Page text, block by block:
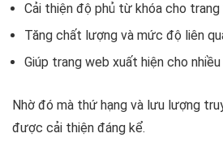
Cải thiện độ phủ từ khóa cho trang
Tăng chất lượng và mức độ liên
Giúp trang web xuất hiện cho
Nhờ đó mà thứ hạng và lưu lượng
được cải thiện đáng kể.